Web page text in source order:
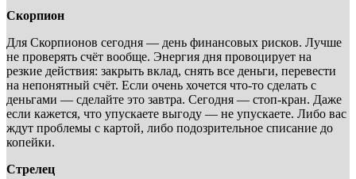
Скорпион
Для Скорпионов сегодня — день финансовых рисков. Лучше
не проверять счёт вообще. Энергия дня провоцирует на
резкие действия: закрыть вклад, снять все деньги, перевести
на непонятный счёт. Если очень хочется что-то сделать с
деньгами — сделайте это завтра. Сегодня — стоп-кран. Даже
если кажется, что упускаете выгоду — не упускаете. Либо вас
ждут проблемы с картой, либо подозрительное списание до
копейки.
Стрелец